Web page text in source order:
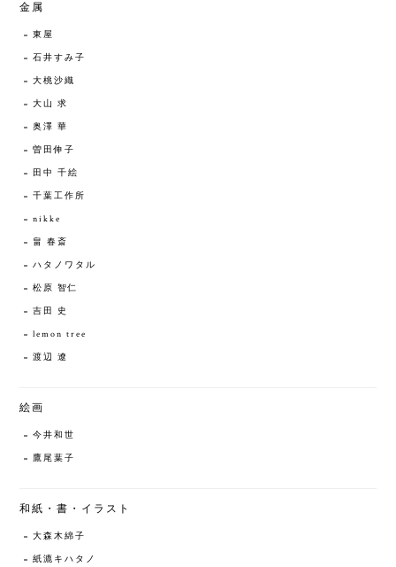
金属
東屋
石井すみ子
大桃沙織
大山 求
奥澤 華
曽田伸子
田中 千絵
千葉工作所
nikke
畠 春斎
ハタノワタル
松原 智仁
吉田 史
lemon tree
渡辺 遼
絵画
今井和世
鷹尾葉子
和紙・書・イラスト
大森木綿子
紙漉キハタノ